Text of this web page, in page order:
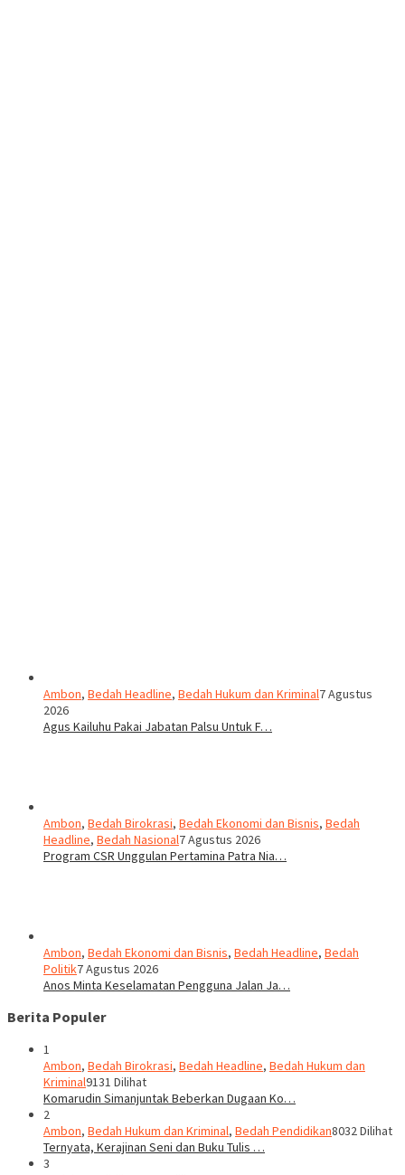
Ambon, Bedah Headline, Bedah Hukum dan Kriminal7 Agustus
2026
Agus Kailuhu Pakai Jabatan Palsu Untuk F…
Ambon, Bedah Birokrasi, Bedah Ekonomi dan Bisnis, Bedah
Headline, Bedah Nasional7 Agustus 2026
Program CSR Unggulan Pertamina Patra Nia…
Ambon, Bedah Ekonomi dan Bisnis, Bedah Headline, Bedah
Politik7 Agustus 2026
Anos Minta Keselamatan Pengguna Jalan Ja…
Berita Populer
1
Ambon, Bedah Birokrasi, Bedah Headline, Bedah Hukum dan
Kriminal9131 Dilihat
Komarudin Simanjuntak Beberkan Dugaan Ko…
2
Ambon, Bedah Hukum dan Kriminal, Bedah Pendidikan8032 Dilihat
Ternyata, Kerajinan Seni dan Buku Tulis …
3